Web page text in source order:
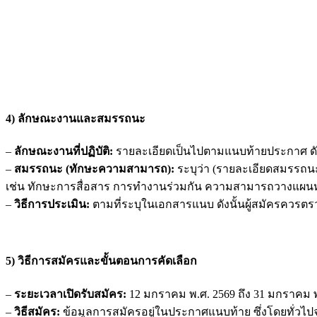
4) ลักษณะงานและสมรรถนะ
– ลักษณะงานที่ปฏิบัติ: รายละเอียดเป็นไปตามแนบท้ายประกา
– สมรรถนะ (ทักษะความสามารถ): ระบุว่า (รายละเอียดสมรรถ
เช่น ทักษะการสื่อสาร การทำงานร่วมกัน ความสามารถวางแผ
– วิธีการประเมิน: ตามที่ระบุในเอกสารแนบ ดังนั้นผู้สมัครควรต
5) วิธีการสมัครและขั้นตอนการคัดเลือก
– ระยะเวลาเปิดรับสมัคร: 12 มกราคม พ.ศ. 2569 ถึง 31 มกราคม
– วิธีสมัคร: ข้อมูลการสมัครอยู่ในประกาศแนบท้าย ซึ่งโดยทั่วไ